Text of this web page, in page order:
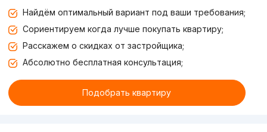
Найдём оптимальный вариант под ваши требования;
Сориентируем когда лучше покупать квартиру;
Расскажем о скидках от застройщика;
Абсолютно бесплатная консультация;
Подобрать квартиру